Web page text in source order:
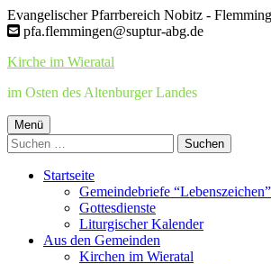
Springe
zum
Evangelischer Pfarrbereich Nobitz -
pfa.flemmingen@suptur-abg.de
Kirche im Wieratal
im Osten des Altenburger Landes
Primäres
Menü
Menü
Suchen
nach:
Startseite
Gemeindebriefe “Lebenszeichen”
Gottesdienste
Liturgischer Kalender
Aus den Gemeinden
Kirchen im Wieratal